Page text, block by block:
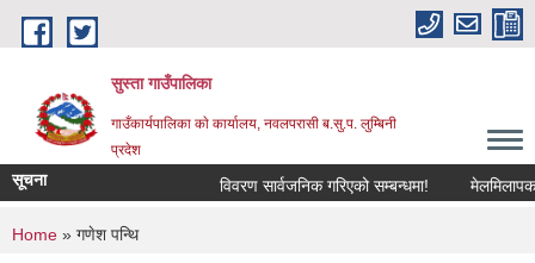
Skip to main content
सुस्ता गाउँपालिका
गाउँकार्यपालिका काे कार्यालय, नवलपरासी ब.सु.प. लुम्बिनी
प्रदेश
सूचना विवरण सार्वजनिक गरिएको सम्बन्धमा!
You are here
Home » गणेश पन्थि